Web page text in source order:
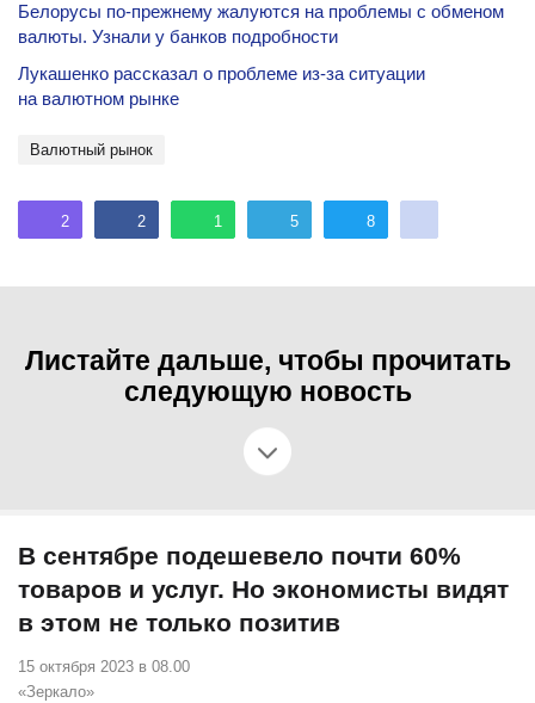
Белорусы по-прежнему жалуются на проблемы с обменом
валюты. Узнали у банков подробности
Лукашенко рассказал о проблеме из-за ситуации
на валютном рынке
валютный рынок
2 2 1 5 8
Листайте дальше, чтобы прочитать
следующую новость